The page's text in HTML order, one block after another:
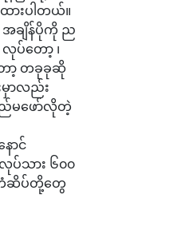
းပါတယ်။
အချိန်ပိုကို ည
ပ်တော့ ၊
ော့ တခုခုဆို
ာလည်း
မဖော်လိုတဲ့
ာင်
ပ်သား ၆၀၀
တ်တံဆိပ်တို့တွေ